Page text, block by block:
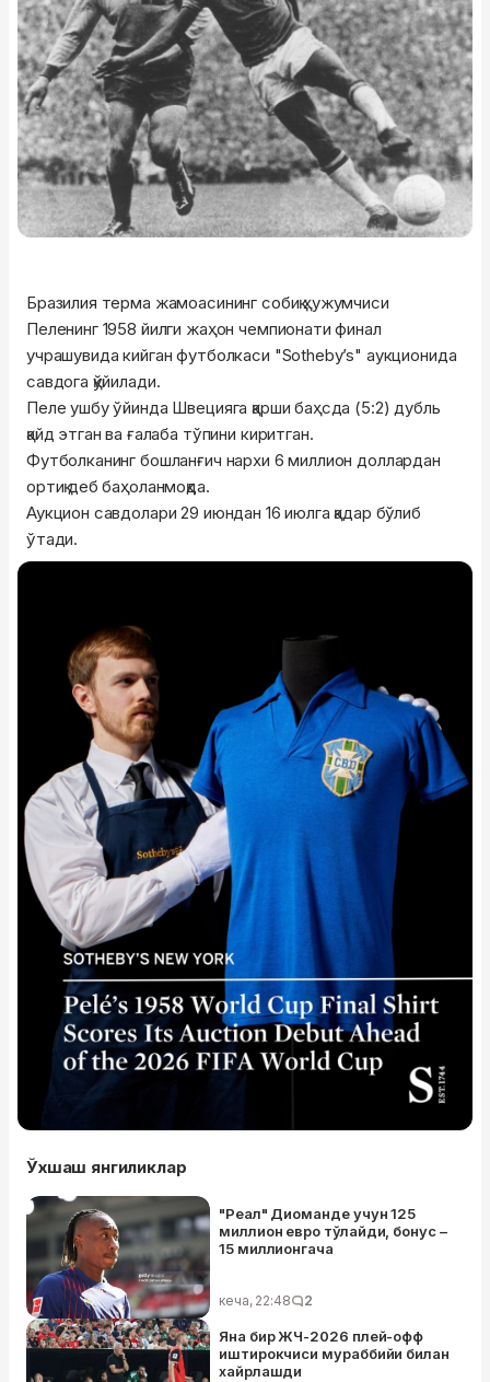
Бразилия терма жамоасининг собиқ ҳужумчиси
Пеленинг 1958 йилги жаҳон чемпионати финал
учрашувида кийган футболкаси "Sotheby’s" аукционида
савдога қўйилади.
Пеле ушбу ўйинда Швецияга қарши баҳсда (5:2) дубль
қайд этган ва ғалаба тўпини киритган.
Футболканинг бошланғич нархи 6 миллион доллардан
ортиқ деб баҳоланмоқда.
Аукцион савдолари 29 июндан 16 июлга қадар бўлиб
ўтади.
Ўхшаш янгиликлар
"Реал" Диоманде учун 125
миллион евро тўлайди, бонус –
15 миллионгача
кеча, 22:48 2
Яна бир ЖЧ-2026 плей-офф
иштирокчиси мураббийи билан
хайрлашди